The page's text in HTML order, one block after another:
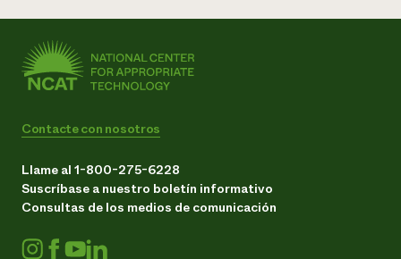
Contacte con nosotros
Llame al 1-800-275-6228
Suscríbase a nuestro boletín informativo
Consultas de los medios de comunicación